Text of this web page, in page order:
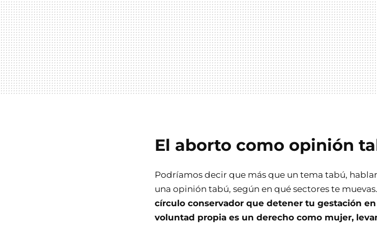
El aborto como opinión
Podríamos decir que más que un tema tabú,
una opinión tabú, según en qué sectores te muevas.
círculo conservador que detener tu gestación
voluntad propia es un derecho como mujer,